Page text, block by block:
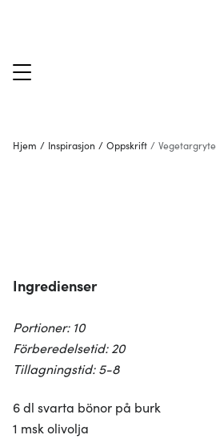
Hjem / Inspirasjon / Oppskrift / Vegetargryte
Ingredienser
Portioner: 10
Förberedelsetid: 20
Tillagningstid: 5-8
6 dl svarta bönor på burk
1 msk olivolja